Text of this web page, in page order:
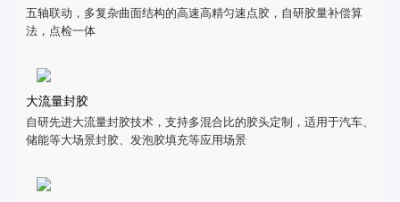
五轴联动，多复杂曲面结构的高速高精匀速点胶，自研胶量补偿算
法，点检一体
大流量封胶
自研先进大流量封胶技术，支持多混合比的胶头定制，适用于汽车、
储能等大场景封胶、发泡胶填充等应用场景